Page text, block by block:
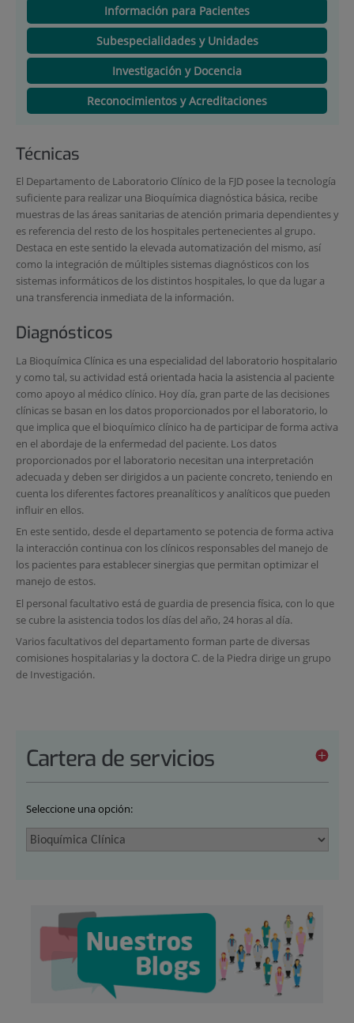
Información para Pacientes
Subespecialidades y Unidades
Investigación y Docencia
Reconocimientos y Acreditaciones
Técnicas
El Departamento de Laboratorio Clínico de la FJD posee la tecnología
suficiente para realizar una Bioquímica diagnóstica básica, recibe
muestras de las áreas sanitarias de atención primaria dependientes y
es referencia del resto de los hospitales pertenecientes al grupo.
Destaca en este sentido la elevada automatización del mismo, así
como la integración de múltiples sistemas diagnósticos con los
sistemas informáticos de los distintos hospitales, lo que da lugar a
una transferencia inmediata de la información.
Diagnósticos
La Bioquímica Clínica es una especialidad del laboratorio hospitalario
y como tal, su actividad está orientada hacia la asistencia al paciente
como apoyo al médico clínico. Hoy día, gran parte de las decisiones
clínicas se basan en los datos proporcionados por el laboratorio, lo
que implica que el bioquímico clínico ha de participar de forma activa
en el abordaje de la enfermedad del paciente. Los datos
proporcionados por el laboratorio necesitan una interpretación
adecuada y deben ser dirigidos a un paciente concreto, teniendo en
cuenta los diferentes factores preanalíticos y analíticos que pueden
influir en ellos.
En este sentido, desde el departamento se potencia de forma activa
la interacción continua con los clínicos responsables del manejo de
los pacientes para establecer sinergias que permitan optimizar el
manejo de estos.
El personal facultativo está de guardia de presencia física, con lo que
se cubre la asistencia todos los días del año, 24 horas al día.
Varios facultativos del departamento forman parte de diversas
comisiones hospitalarias y la doctora C. de la Piedra dirige un grupo
de Investigación.
Cartera de servicios
Seleccione una opción: